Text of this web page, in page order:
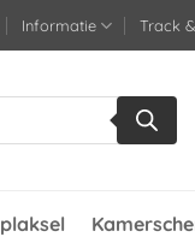
Informatie Track